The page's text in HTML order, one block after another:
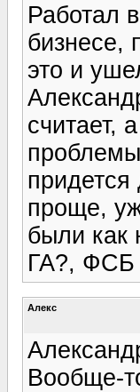
Работал
бизнесе,
это и
считает,
придется
проще,
были как
ГА?, ФСБ
Алекс
Вообще-